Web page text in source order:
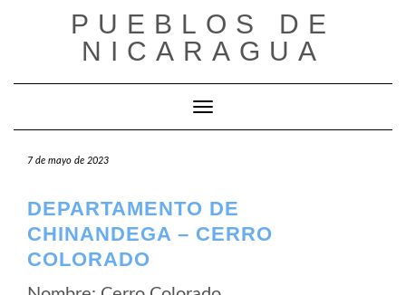
PUEBLOS DE
NICARAGUA
Cambiar modo de navegación
7 de mayo de 2023
DEPARTAMENTO DE
CHINANDEGA – CERRO
COLORADO